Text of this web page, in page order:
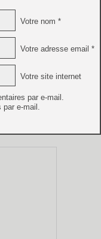
Votre nom *
Votre adresse email *
Votre site internet
par e-mail.
par e-mail.